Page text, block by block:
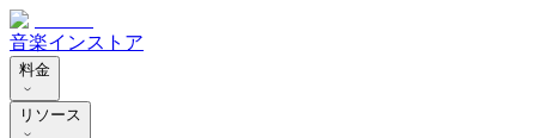
音楽インストア
料金
リソース